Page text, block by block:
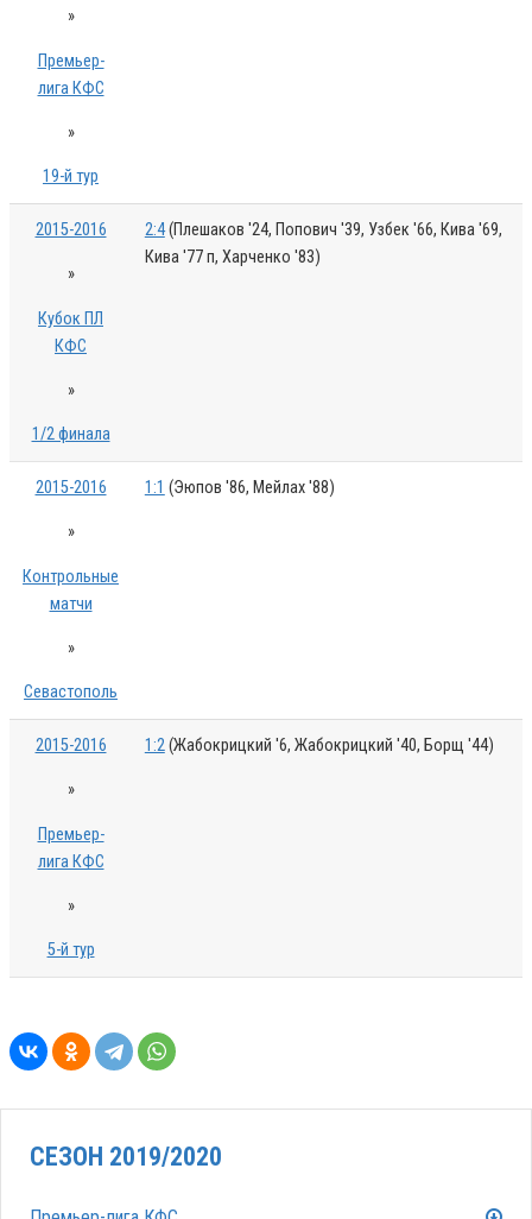
»
Премьер-
лига КФС
»
19-й тур
2015-2016
»
Кубок ПЛ
КФС
»
1/2 финала
2:4(Плешаков '24, Попович '39, Узбек '66, Кива '69,
Кива '77 п, Харченко '83)
2015-2016
»
Контрольные
матчи
»
Севастополь
1:1 (Эюпов '86, Мейлах '88)
2015-2016
»
Премьер-
лига КФС
»
5-й тур
1:2(Жабокрицкий '6, Жабокрицкий '40, Борщ '44)
СЕЗОН 2019/2020